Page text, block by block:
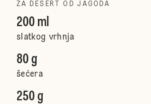
ZA DESERT OD JAGODA
200 ml
slatkog vrhnja
80 g
šećera
250 g